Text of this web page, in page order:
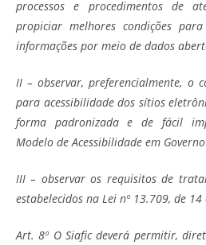
processos e procedimentos de
propiciar melhores condições
informações por meio de dados
II – observar, preferencialmente, o
para acessibilidade dos sítios
forma padronizada e de fácil
Modelo de Acessibilidade em
III – observar os requisitos de
estabelecidos na Lei nº 13.709, de
Art. 8º O Siafic deverá permitir,